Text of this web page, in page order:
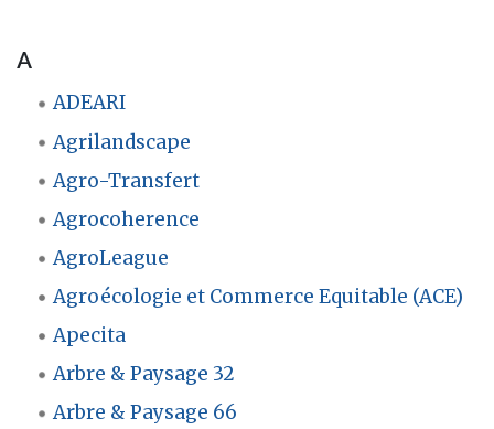
A
ADEARI
Agrilandscape
Agro-Transfert
Agrocoherence
AgroLeague
Agroécologie et Commerce Equitable (ACE)
Apecita
Arbre & Paysage 32
Arbre & Paysage 66